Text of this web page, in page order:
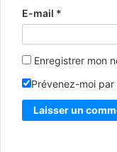
E-mail *
Enregistrer mon
Prévenez-moi